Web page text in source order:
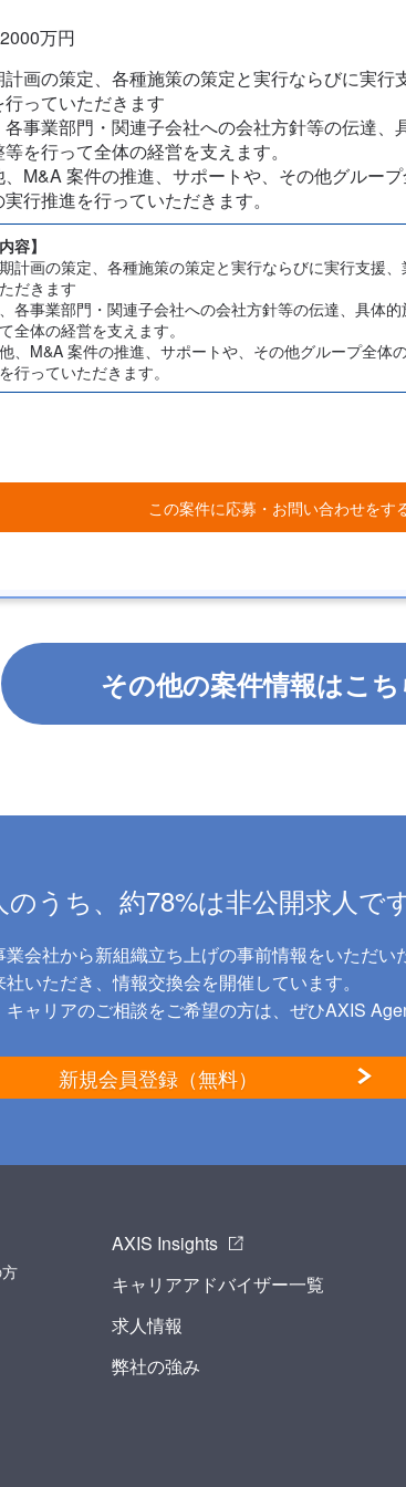
万円
計画の策定、各種施策の策定と実行ならびに実
っていただきます
各事業部門・関連子会社への会社方針等の伝達
を行って全体の経営を支えます。
、M&A 案件の推進、サポートや、その他グルー
実行推進を行っていただきます。
容】
計画の策定、各種施策の策定と実行ならびに実行支援
だきます
各事業部門・関連子会社への会社方針等の伝達、具体
全体の経営を支えます。
、M&A 案件の推進、サポートや、その他グループ全体
行っていただきます。
この案件に応募・お問い合わせをす
その他の案件情報はこち
うち、約78%は非公開求人です
会社から新組織立ち上げの事前情報をいただいた
いただき、情報交換会を開催しています。
ャリアのご相談をご希望の方は、ぜひAXIS
新規会員登録（無料）
AXIS Insights
キャリアアドバイザー一覧
求人情報
弊社の強み